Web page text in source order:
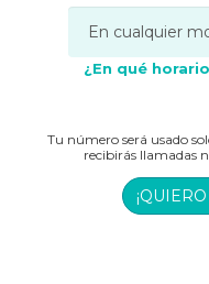
¿En qué
Tu número será usado
recibirás llamadas